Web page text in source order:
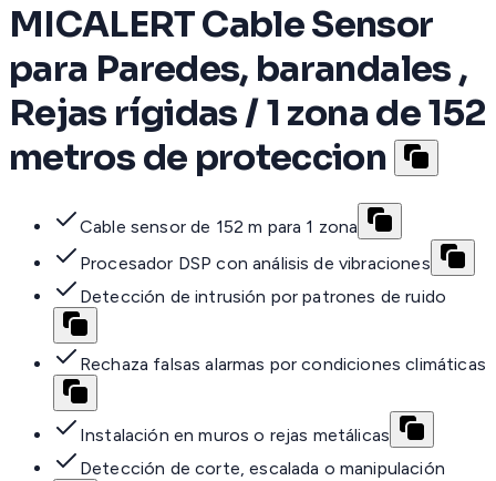
MICALERT Cable Sensor
para Paredes, barandales ,
Rejas rígidas / 1 zona de 152
metros de proteccion
Cable sensor de 152 m para 1 zona
Procesador DSP con análisis de vibraciones
Detección de intrusión por patrones de ruido
Rechaza falsas alarmas por condiciones climáticas
Instalación en muros o rejas metálicas
Detección de corte, escalada o manipulación